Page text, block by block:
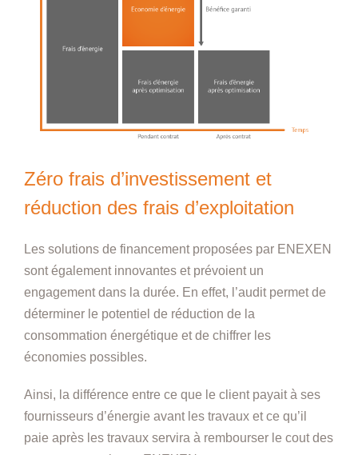
Zéro frais d’investissement et
réduction des frais d’exploitation
Les solutions de financement proposées par ENEXEN
sont également innovantes et prévoient un
engagement dans la durée. En effet, l’audit permet de
déterminer le potentiel de réduction de la
consommation énergétique et de chiffrer les
économies possibles.
Ainsi, la différence entre ce que le client payait à ses
fournisseurs d’énergie avant les travaux et ce qu’il
paie après les travaux servira à rembourser le cout des